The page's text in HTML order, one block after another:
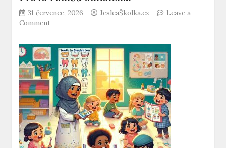
31 července, 2026 JesleaŠkolka.cz
Leave a
Commenton
školka
odmítnout
nemocné
dítě?
Práva
rodičů
odhalena!